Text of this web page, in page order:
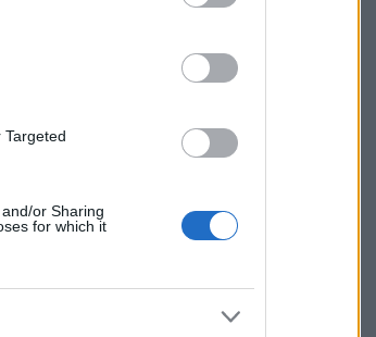
or Sharing
for which it
actividad, lo
así en un
de